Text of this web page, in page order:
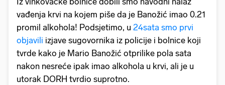
vađenja krvi na kojem piše da je Banožić imao 0.21
promil alkohola! Podsjetimo, u 24sata smo prvi
objavili izjave sugovornika iz policije i bolnice koji
tvrde kako je Mario Banožić otprilike pola sata
nakon nesreće ipak imao alkohola u krvi, ali je u
utorak DORH tvrdio suprotno.